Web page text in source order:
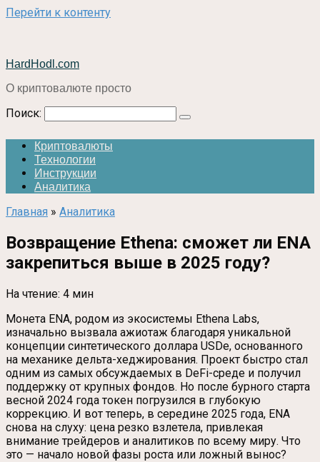
Перейти к контенту
HardHodl.com
О криптовалюте просто
Поиск:
Криптовалюты
Технологии
Инструкции
Аналитика
Главная » Аналитика
Возвращение Ethena: сможет ли ENA
закрепиться выше в 2025 году?
На чтение: 4 мин
Монета ENA, родом из экосистемы Ethena Labs,
изначально вызвала ажиотаж благодаря уникальной
концепции синтетического доллара USDe, основанного
на механике дельта-хеджирования. Проект быстро стал
одним из самых обсуждаемых в DeFi-среде и получил
поддержку от крупных фондов. Но после бурного старта
весной 2024 года токен погрузился в глубокую
коррекцию. И вот теперь, в середине 2025 года, ENA
снова на слуху: цена резко взлетела, привлекая
внимание трейдеров и аналитиков по всему миру. Что
это — начало новой фазы роста или ложный вынос?